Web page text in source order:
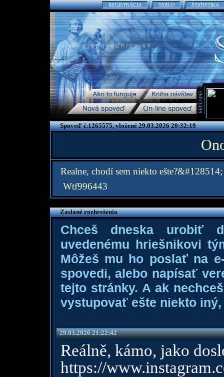
REGISTRÁCIA TABLO ŠTATISTIKA
Spoveď č.1265575, vložené 29.03.2026 20:32:19
Realne, chodí sem niekto
Wtf996443
Zaslané rozhrešenia
Chceš dneska urobiť
uvedenému hriešnikovi
Môžeš mu ho poslať na
spovedi, alebo napísať
tejto stránky. A ak
vystupovať ešte niekto
29.03.2026 21:22:42
Reálně, kámo, jako
https://